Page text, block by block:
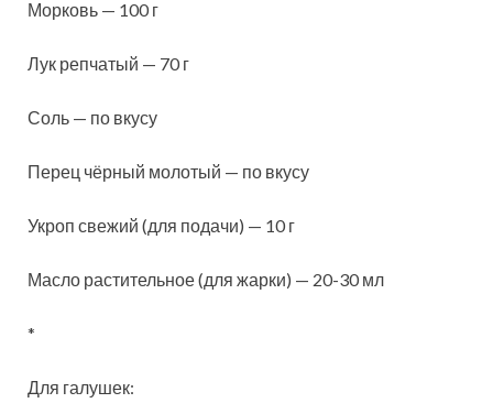
Морковь — 100 г
Лук репчатый — 70 г
Соль — по вкусу
Перец чёрный молотый — по вкусу
Укроп свежий (для подачи) — 10 г
Масло растительное (для жарки) — 20-30 мл
*
Для галушек: